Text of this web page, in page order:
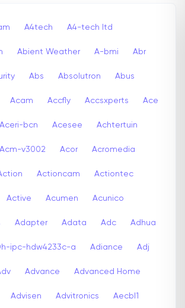
A4tech A4-tech Itd
Abient Weather A-bmi Abr
Abs Absolutron Abus
Acam Accfly Accsxperts Ace
Aceri-bcn Acesee Achtertuin
Acm-v3002 Acor Acromedia
Actioncam Actiontec
Active Acumen Acunico
Adapter Adata Adc Adhua
ipc-hdw4233c-a Adiance Adj
Advance Advanced Home
Advisen Advitronics Aecbl1